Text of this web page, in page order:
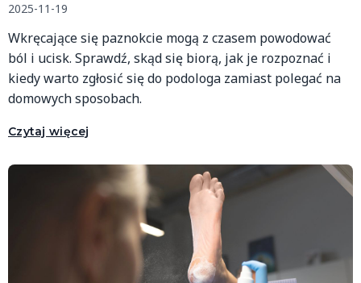
2025-11-19
Wkręcające się paznokcie mogą z czasem powodować
ból i ucisk. Sprawdź, skąd się biorą, jak je rozpoznać i
kiedy warto zgłosić się do podologa zamiast polegać na
domowych sposobach.
Czytaj więcej